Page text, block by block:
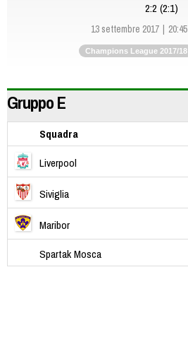
2:2 (2:1)
13 settembre 2017 20:45
Champions League 2017/18
Gruppo E
Squadra
Liverpool
Siviglia
Maribor
Spartak Mosca